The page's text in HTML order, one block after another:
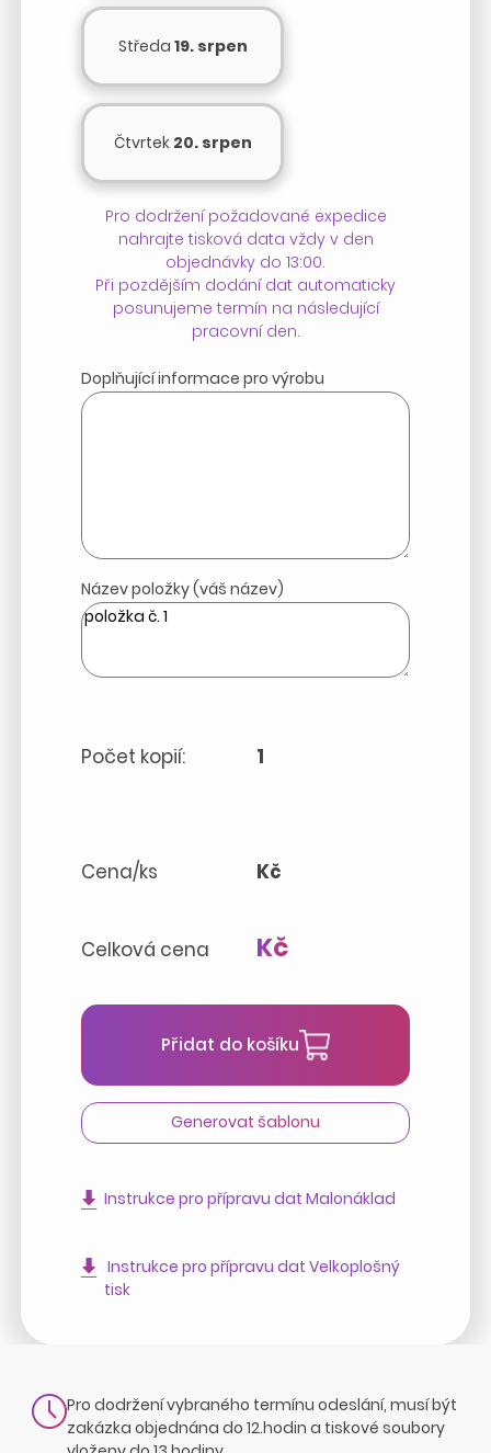
Středa 19. srpen
Čtvrtek 20. srpen
Pro dodržení požadované expedice
nahrajte tisková data vždy v den
objednávky do 13:00.
Při pozdějším dodání dat automaticky
posunujeme termín na následující
pracovní den.
Název položky (váš název)
Počet kopií: 1
Cena/ks Kč
Celková cena Kč
Doplňující informace pro výrobu
Přidat do košíku
Generovat šablonu
Instrukce pro přípravu dat Malonáklad
Instrukce pro přípravu dat Velkoplošný
tisk
Pro dodržení vybraného termínu odeslání, musí být
zakázka objednána do 12.hodin a tiskové soubory